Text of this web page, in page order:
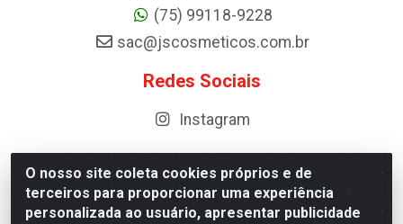
O nosso site coleta cookies próprios e de
terceiros para proporcionar uma experiência
personalizada ao usuário, apresentar publicidade
(75) 99118-9228
sac@jscosmeticos.com.br
Redes Sociais
Instagram
Distribuidora de Cosméticos Antoneto LTDA - BA-052,
km 87 - Industrial, Ipirá - BA, 44600-000 - CNPJ